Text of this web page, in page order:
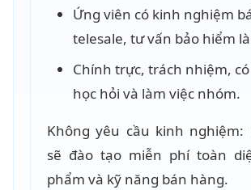
Ứng viên có kinh nghiệm
telesale, tư vấn bảo hiểm
Chính trực, trách nhiệm,
học hỏi và làm việc nhóm.
Không yêu cầu kinh nghiệm:
sẽ đào tạo miễn phí toàn
phẩm và kỹ năng bán hàng.